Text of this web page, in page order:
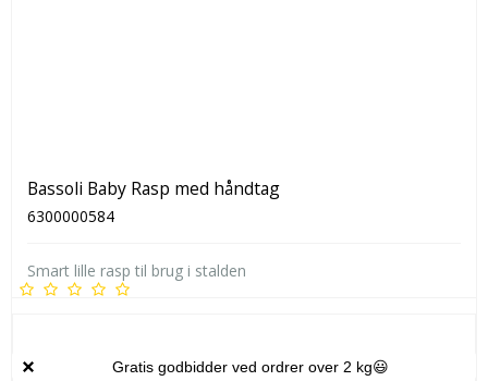
Bassoli Baby Rasp med håndtag
6300000584
Smart lille rasp til brug i stalden
199,00 DKK